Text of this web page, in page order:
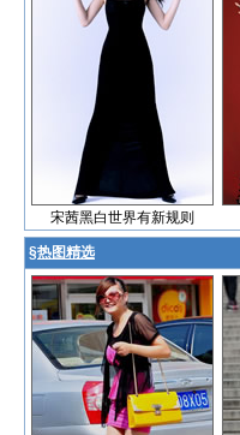
宋茜黑白世界有新规则
§热图精选